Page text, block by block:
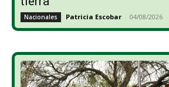
Nacionales Patricia Escobar - 04/08/2026